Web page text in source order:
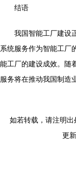
结语
我国智能工厂建设
系统服务作为智能工厂
能工厂的建设成效。随
服务将在推动我国制造
如若转载，请注明
更